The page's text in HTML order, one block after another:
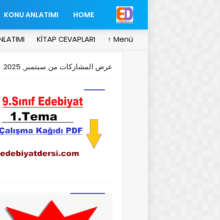
HOME
KONU ANLATIMI
Menü ↑
KİTAP CEVAPLARI
عرض المشاركات من سبتمبر, 2025